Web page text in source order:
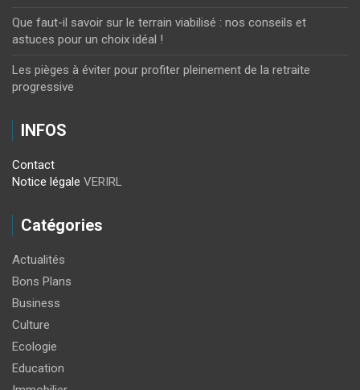
Que faut-il savoir sur le terrain viabilisé : nos conseils et
astuces pour un choix idéal !
Les pièges à éviter pour profiter pleinement de la retraite
progressive
INFOS
Contact
Notice légale VERIRL
Catégories
Actualités
Bons Plans
Business
Culture
Ecologie
Education